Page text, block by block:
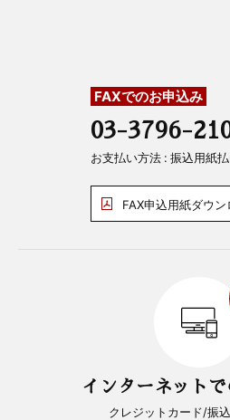
FAXでのお申込み
03-3796-
お支払い方法 : 振込用紙
FAX申込用紙ダウン
インターネット
クレジットカード/振